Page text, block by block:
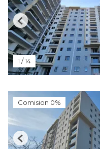
1 /14
Previous
Comision 0%
Previous